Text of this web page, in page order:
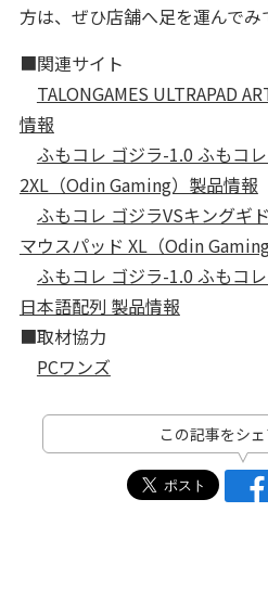
方は、ぜひ店舗へ足を運んでみ
■関連サイト
TALONGAMES ULTRAPAD
情報
ふもコレ ゴジラ-1.0 ふもコ
2XL（Odin Gaming）製品情報
ふもコレ ゴジラVSキングギ
マウスパッド XL（Odin
ふもコレ ゴジラ-1.0 ふもコレ
日本語配列 製品情報
■取材協力
PCワンズ
この記事をシ